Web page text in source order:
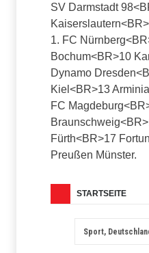
SV Darmstadt
1. FC
Bochum<BR>10
Dynamo
Kiel<BR>13
FC
Fürth<BR>17
Preußen Münster.
STARTSEITE
Sport,